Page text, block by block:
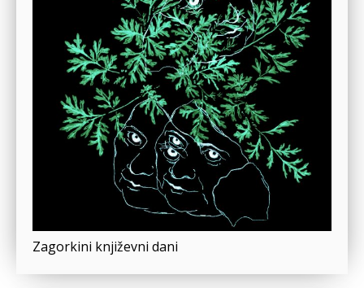
Zagorkini književni dani